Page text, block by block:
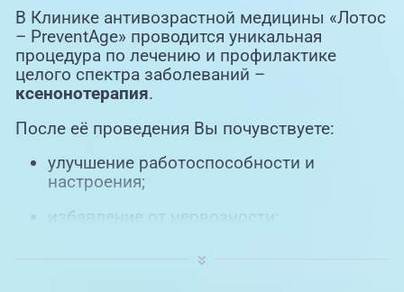
В Клинике антивозрастной медицины «Лотос
– PreventAge» проводится уникальная
процедура по лечению и профилактике
целого спектра заболеваний –
ксенонотерапия.
После её проведения Вы почувствуете:
улучшение работоспособности и
настроения;
избавление от нервозности;
улучшение памяти;